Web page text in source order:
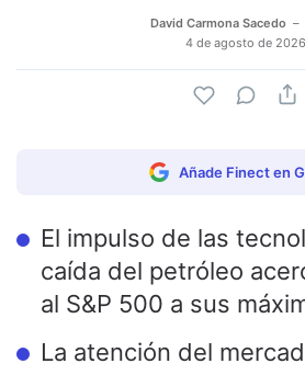
David Carmona Sacedo
4 de agosto de 2026
Añade Finect en
El impulso de las
caída del petróleo
al S&P 500 a sus
La atención del